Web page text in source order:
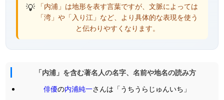
💡 「内浦」は地形を表す言葉ですが、文脈によっては
「湾」や「入り江」など、より具体的な表現を使う
と伝わりやすくなります。
「内浦」を含む著名人の名字、名前や地名の読み方
俳優の内浦純一さんは「うちうらじゅんいち」